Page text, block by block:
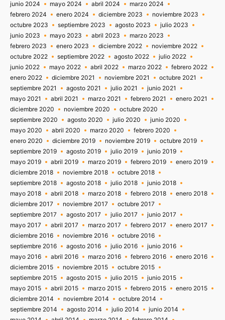
junio 2024
mayo 2024 abril 2024
marzo 2024
febrero 2024
enero 2024 diciembre 2023
noviembre 2023
octubre 2023
septiembre 2023 agosto 2023
julio 2023
junio 2023
mayo 2023 abril 2023
marzo 2023
febrero 2023
enero 2023 diciembre 2022
noviembre 2022
octubre 2022
septiembre 2022 agosto 2022
julio 2022
junio 2022
mayo 2022 abril 2022 marzo 2022
febrero 2022
enero 2022
diciembre 2021 noviembre 2021
octubre 2021
septiembre 2021
agosto 2021 julio 2021
junio 2021
mayo 2021
abril 2021 marzo 2021 febrero 2021
enero 2021
diciembre 2020
noviembre 2020
octubre 2020
septiembre 2020
agosto 2020 julio 2020
junio 2020
mayo 2020
abril 2020 marzo 2020
febrero 2020
enero 2020
diciembre 2019 noviembre 2019
octubre 2019
septiembre 2019
agosto 2019 julio 2019
junio 2019
mayo 2019
abril 2019 marzo 2019 febrero 2019
enero 2019
diciembre 2018
noviembre 2018
octubre 2018
septiembre 2018
agosto 2018 julio 2018
junio 2018
mayo 2018
abril 2018 marzo 2018 febrero 2018
enero 2018
diciembre 2017
noviembre 2017
octubre 2017
septiembre 2017
agosto 2017 julio 2017
junio 2017
mayo 2017
abril 2017 marzo 2017 febrero 2017
enero 2017
diciembre 2016
noviembre 2016
octubre 2016
septiembre 2016
agosto 2016 julio 2016
junio 2016
mayo 2016
abril 2016 marzo 2016 febrero 2016
enero 2016
diciembre 2015
noviembre 2015
octubre 2015
septiembre 2015
agosto 2015 julio 2015
junio 2015
mayo 2015
abril 2015 marzo 2015 febrero 2015
enero 2015
diciembre 2014
noviembre 2014
octubre 2014
septiembre 2014
agosto 2014 julio 2014
junio 2014